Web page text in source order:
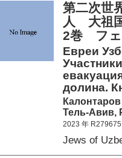
第二次世
人 大祖
2巻 フ
Евреи
долина.
Тель-Авив,
2023 年 R279675
Jews of